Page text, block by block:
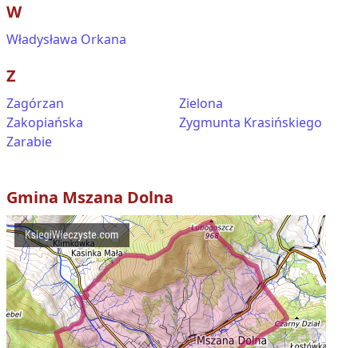
W
Władysława Orkana
Z
Zagórzan
Zakopiańska
Zarabie
Zielona
Zygmunta Krasińskiego
Gmina Mszana Dolna